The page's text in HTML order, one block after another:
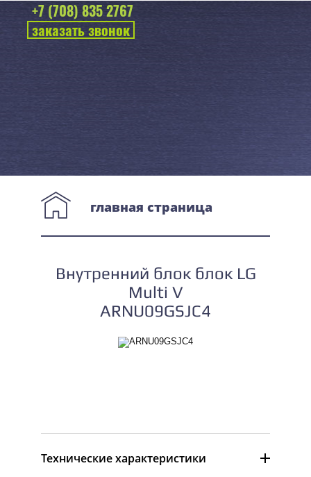
+7 (708) 835 2767
заказать звонок
главная страница
Внутренний блок блок LG
Multi V
ARNU09GSJC4
Технические характеристики